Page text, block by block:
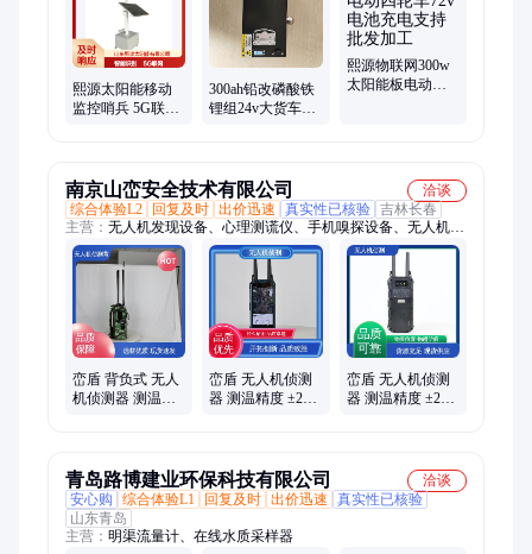
熙源太阳能移动
监控哨兵 5G联网
300ah铅改磷酸铁
锂组24v大货车供
熙源物联网300w
太阳能板电动四
南京山峦安全技术有限公司
洽谈
综合体验L2
回复及时 出价迅速 真实性已核验 吉林长春
主营： 无人机发现设备、心理测谎仪、手机嗅探设备、无人机侦
测、手机信号阻断器、工业网闸、手机发现设备、移动信号切断
器
峦盾 背负式 无人
机侦测器 测温精
峦盾 无人机侦测
器 测温精度 ±2℃
峦盾 无人机侦测
器 测温精度 ±2℃
青岛路博建业环保科技有限公司
洽谈
安心购
综合体验L1 回复及时 出价迅速
真实性已核验
山东青岛
主营： 明渠流量计、在线水质采样器